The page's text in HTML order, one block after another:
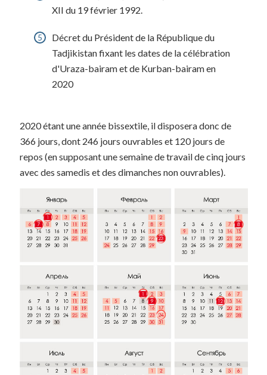
XII du 19 février 1992.
Décret du Président de la République du
Tadjikistan fixant les dates de la célébration
d'Uraza-bairam et de Kurban-bairam en
2020
2020 étant une année bissextile, il disposera donc de
366 jours, dont 246 jours ouvrables et 120 jours de
repos (en supposant une semaine de travail de cinq jours
avec des samedis et des dimanches non ouvrables).